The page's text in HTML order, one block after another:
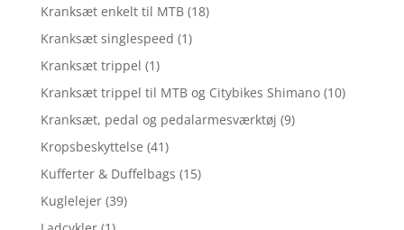
Kranksæt enkelt til MTB (18)
Kranksæt singlespeed (1)
Kranksæt trippel (1)
Kranksæt trippel til MTB og Citybikes Shimano (10)
Kranksæt, pedal og pedalarmesværktøj (9)
Kropsbeskyttelse (41)
Kufferter & Duffelbags (15)
Kuglelejer (39)